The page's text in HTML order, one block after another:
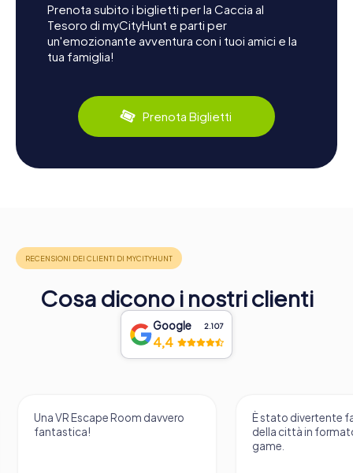
Prenota subito i biglietti per la Caccia al
Tesoro di myCityHunt e parti per
un'emozionante avventura con i tuoi amici e la
tua famiglia!
Prenota Biglietti
Cosa dicono i nostri clienti
Google 2.107
4,4
Una VR Escape Room davvero
fantastica!
È stato divertente
della città in
game.